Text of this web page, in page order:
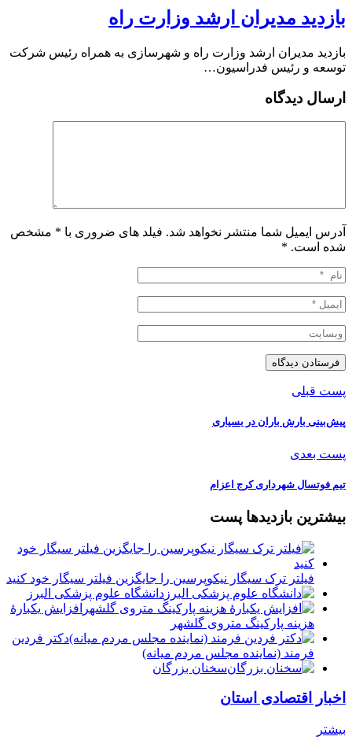
بازدید مدیران ارشد وزارت راه
بازدید مدیران ارشد وزارت راه و شهرسازی به همراه رئیس شرکت
توسعه و رئیس فدراسیون…
ارسال دیدگاه
آدرس ایمیل شما منتشر نخواهد شد. فیلد های ضروری با * مشخص
شده است. *
پست قبلی
پیش‌بینی بارش باران در بسیاری
پست بعدی
تیم فوتسال شهرداری کرج اعزام
بیشترین بازدیدها پست
فیلتر ترک سیگار نیکوپرسین را جایگزین فیلتر سیگار خود کنید
دانشگاه علوم پزشکی البرز
افزایش یکبارۀ
هزینه پارکینگ متروی گلشهر
دكتر فردين
فرمند (نماينده مجلس مردم میانه)
سخنان بزرگان
اخبار اقتصادی استان
بیشتر